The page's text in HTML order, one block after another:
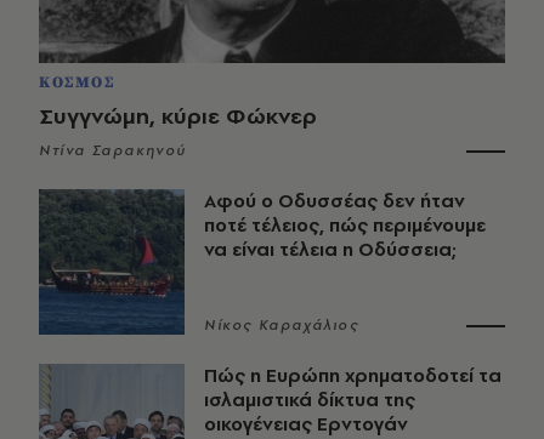
ΚΟΣΜΟΣ
Συγγνώμη, κύριε Φώκνερ
Ντίνα Σαρακηνού
Αφού ο Οδυσσέας δεν ήταν
ποτέ τέλειος, πώς περιμένουμε
να είναι τέλεια η Οδύσσεια;
Νίκος Καραχάλιος
Πώς η Ευρώπη χρηματοδοτεί τα
ισλαμιστικά δίκτυα της
οικογένειας Ερντογάν